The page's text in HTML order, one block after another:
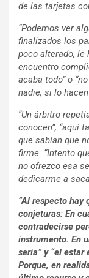
de las tarjetas
“Podemos ver
finalizados los
poco alterado, le
encuentro
acaba todo” o
nadie, si lo
“Un árbitro
conocen”, “aquí
que sabían que
firme. “Intento
no ofrezco esa
dedicarme a
“Al respecto hay
conjeturas: En
contradecirse
instrumento. En
seria” y “el estar
Porque, en